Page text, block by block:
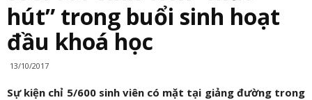
hút” trong buổi sinh hoạt
đầu khoá học
13/10/2017
Sự kiện chỉ 5/600 sinh viên có mặt tại giảng đường trong